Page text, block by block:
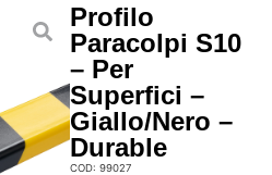
Profilo
Paracolpi S10
– Per
Superfici –
Giallo/nero –
Durable
COD: 99027